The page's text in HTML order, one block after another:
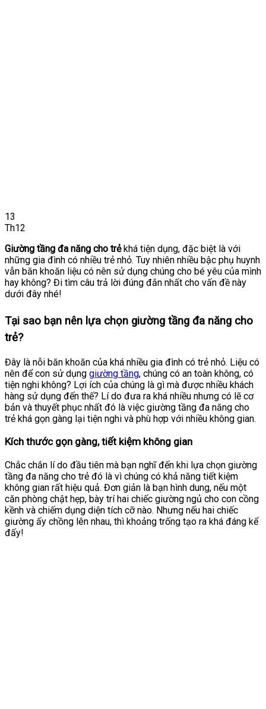
13
Th12
Giường tầng đa năng cho trẻkhá tiện dụng, đặc biệt là với
những gia đình có nhiều trẻ nhỏ. Tuy nhiên nhiều bậc phụ huynh
vẫn băn khoăn liệu có nên sử dụng chúng cho bé yêu của mình
hay không? Đi tìm câu trả lời đúng đắn nhất cho vấn đề này
dưới đây nhé!
Tại sao bạn nên lựa chọn giường tầng đa năng cho
trẻ?
Đây là nỗi băn khoăn của khá nhiều gia đình có trẻ nhỏ. Liệu có
nên để con sử dụng giường tầng, chúng có an toàn không, có
tiện nghi không? Lợi ích của chúng là gì mà được nhiều khách
hàng sử dụng đến thế? Lí do đưa ra khá nhiều nhưng có lẽ cơ
bản và thuyết phục nhất đó là việc giường tầng đa năng cho
trẻ khá gọn gàng lại tiện nghi và phù hợp với nhiều không gian.
Kích thước gọn gàng, tiết kiệm không gian
Chắc chắn lí do đầu tiên mà bạn nghĩ đến khi lựa chọn giường
tầng đa năng cho trẻ đó là vì chúng có khả năng tiết kiệm
không gian rất hiệu quả. Đơn giản là bạn hình dung, nếu một
căn phòng chật hẹp, bày trí hai chiếc giường ngủ cho con cồng
kềnh và chiếm dụng diện tích cỡ nào. Nhưng nếu hai chiếc
giường ấy chồng lên nhau, thì khoảng trống tạo ra khá đáng kể
đấy!